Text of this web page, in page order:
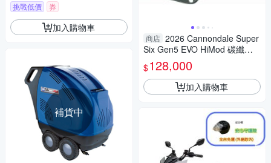
挑戰低價
券
加入購物車
補貨中
商店 2026 Cannondale Super
Six Gen5 EVO HiMod 碳纖維
車架組 黑色52
$128,000
加入購物車